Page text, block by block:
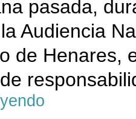
pasada,
Audiencia
de Henares,